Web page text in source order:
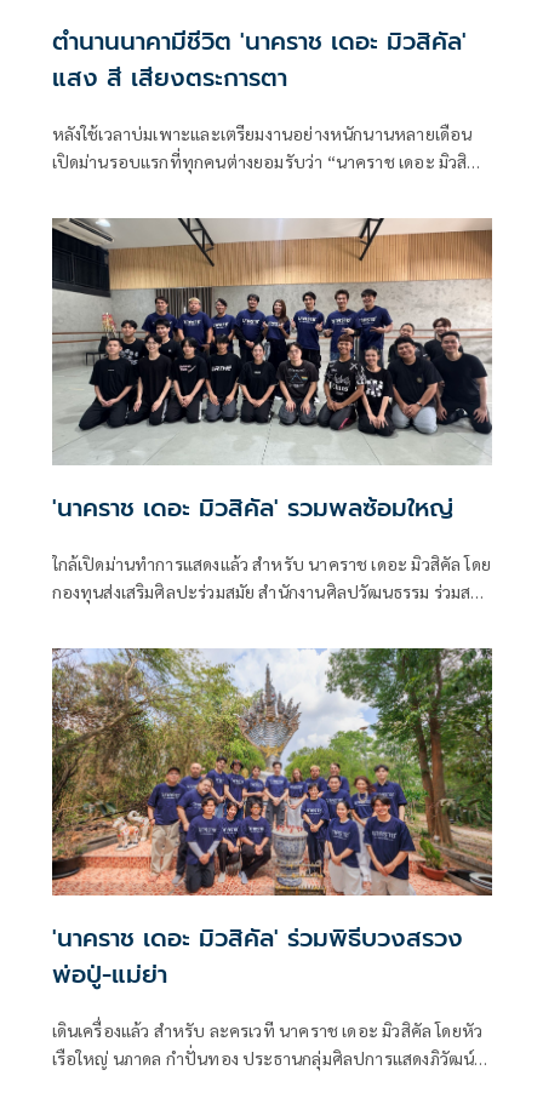
ตำนานนาคามีชีวิต 'นาคราช เดอะ มิวสิคัล'
แสง สี เสียงตระการตา
หลังใช้เวลาบ่มเพาะและเตรียมงานอย่างหนักนานหลายเดือน
เปิดม่านรอบแรกที่ทุกคนต่างยอมรับว่า “นาคราช เดอะ มิวสิคั
ใต้การกำกับของ อัตฐา เพิ่มพูน ทีมนักแสดงนำต่างถ่ายทอด
บทบาทได้อย่างทรงพลัง ทั้ง ปีเตอร์แพน-ทัศน์พล วิวิธวรรธ์,
บิว-จักรพันธ์ พุทธา
'นาคราช เดอะ มิวสิคัล' รวมพลซ้อมใหญ่
ใกล้เปิดม่านทำการแสดงแล้ว สำหรับ นาคราช เดอะ มิวสิคัล โดย
กองทุนส่งเสริมศิลปะร่วมสมัย สำนักงานศิลปวัฒนธรรม ร่วมสมัย
โดยมีวัตถุประสงค์เพื่อเป็นโครงการนำร่องในการส่งเสริม
ศักยภาพ พัฒนาและสร้างบุคลากรรุ่นใหม่ ที่มีคุณภาพเข้าสู่
วงการศิลปะและอุตสาหกรรมการแสดงในประเทศ มี นภาดล
กำปั่นทอง เป็นผู้ดำเนินโครงการ พร้อมเปิดให้สื่อมวลชนได้เข้า
ชมการซ้อมเป็นครั้งแรก ณ Point Studio ลาดพร้าว 99 หลังทุ่ม
เวลาเตรียมงานนานนับเดือน
'นาคราช เดอะ มิวสิคัล' ร่วมพิธีบวงสรวง
พ่อปู่-แม่ย่า
เดินเครื่องแล้ว สำหรับ ละครเวที นาคราช เดอะ มิวสิคัล โดยหัว
เรือใหญ่ นภาดล กำปั่นทอง ประธานกลุ่มศิลปการแสดงภิวัฒน์ ผู้